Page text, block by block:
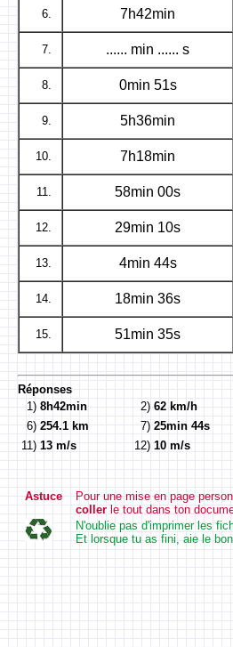
6. 7h42min
7. ...... min ...... s
8. 0min 51s
9. 5h36min
10. 7h18min
11. 58min 00s
12. 29min 10s
13. 4min 44s
14. 18min 36s
15. 51min 35s
Réponses
1) 8h42min 2) 62 km/h
6) 254.1 km 7) 25min 44s
11) 13 m/s 12) 10 m/s
Astuce Pour une mise en page
coller le tout dans ton
N'oublie pas d'imprimer les
Et lorsque tu as fini, aie le